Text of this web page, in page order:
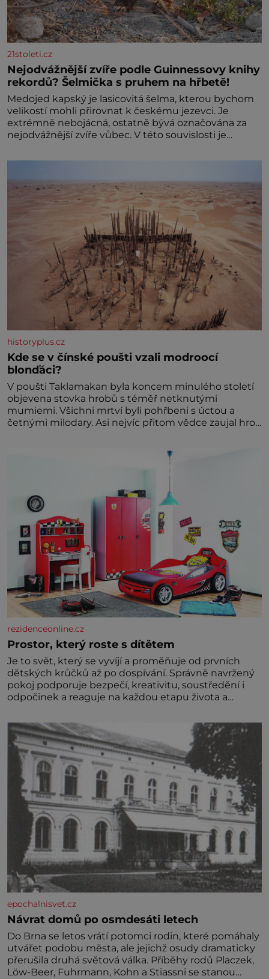
21stoleti.cz
Nejodvážnější zvíře podle Guinnessovy knihy
rekordů? Šelmička s pruhem na hřbetě!
Medojed kapský je lasicovitá šelma, kterou bychom
velikostí mohli přirovnat k českému jezevci. Je
extrémně nebojácná, ostatně bývá označována za
nejodvážnější zvíře vůbec. V této souvislosti je
historyplus.cz
Kde se v čínské poušti vzali modroocí
blonďáci?
V poušti Taklamakan byla koncem minulého století
objevena stovka hrobů s téměř netknutými
mumiemi. Všichni mrtví byli pohřbeni s úctou a
četnými milodary. Asi nejvíc přitom vědce zaujal hrob
dávných lidí nesmírně dobře zachovalá, přičítají
odborníci zdejším klimatickým podmínkám. Sucho,
rezidenceonline.cz
Prostor, který roste s dítětem
Je to svět, který se vyvíjí a proměňuje od prvních
dětských krůčků až po dospívání. Správně navržený
pokoj podporuje bezpečí, kreativitu, soustředění i
odpočinek a reaguje na každou etapu života a
jednoduchost, měkkost a bezpečí, proto by pokoj
miminka měl působit především klidně a útulně.
Předškolní věk je
epochalnisvet.cz
Návrat domů po osmdesáti letech
Do Brna se letos vrátí potomci rodin, které pomáhaly
utvářet podobu města, ale jejichž osudy dramaticky
přerušila druhá světová válka. Příběhy rodů Placzek,
Löw-Beer, Fuhrmann, Kohn a Stiassni se stanou